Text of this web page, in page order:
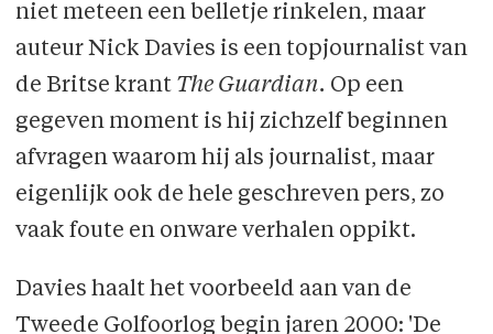
niet meteen een belletje rinkelen, maar
auteur Nick Davies is een topjournalist van
de Britse krant The Guardian. Op een
gegeven moment is hij zichzelf beginnen
afvragen waarom hij als journalist, maar
eigenlijk ook de hele geschreven pers, zo
vaak foute en onware verhalen oppikt.
Davies haalt het voorbeeld aan van de
Tweede Golfoorlog begin jaren 2000: 'De